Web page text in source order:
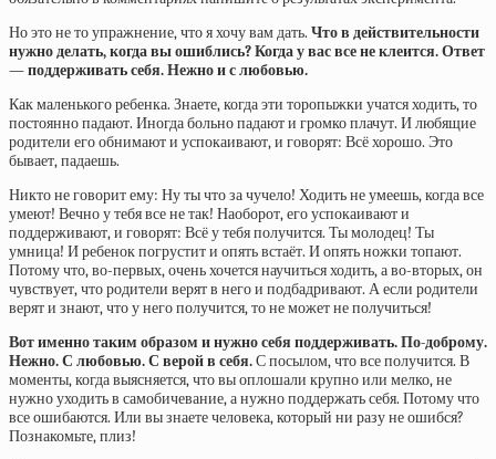
Но это не то упражнение, что я хочу вам дать. Что в действительности
нужно делать, когда вы ошиблись? Когда у вас все не клеится. Ответ
— поддерживать себя. Нежно и с любовью.
Как маленького ребенка. Знаете, когда эти торопыжки учатся ходить, то
постоянно падают. Иногда больно падают и громко плачут. И любящие
родители его обнимают и успокаивают, и говорят: Всё хорошо. Это
бывает, падаешь.
Никто не говорит ему: Ну ты что за чучело! Ходить не умеешь, когда все
умеют! Вечно у тебя все не так! Наоборот, его успокаивают и
поддерживают, и говорят: Всё у тебя получится. Ты молодец! Ты
умница! И ребенок погрустит и опять встаёт. И опять ножки топают.
Потому что, во-первых, очень хочется научиться ходить, а во-вторых, он
чувствует, что родители верят в него и подбадривают. А если родители
верят и знают, что у него получится, то не может не получиться!
Вот именно таким образом и нужно себя поддерживать. По-доброму.
Нежно. С любовью. С верой в себя.С посылом, что все получится. В
моменты, когда выясняется, что вы оплошали крупно или мелко, не
нужно уходить в самобичевание, а нужно поддержать себя. Потому что
все ошибаются. Или вы знаете человека, который ни разу не ошибся?
Познакомьте, плиз!